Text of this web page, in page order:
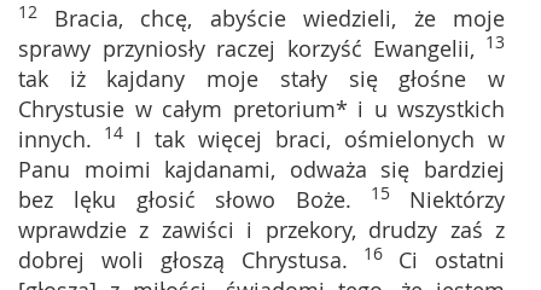
12 Bracia, chcę, abyście wiedzieli, że moje
sprawy przyniosły raczej korzyść Ewangelii, 13
tak iż kajdany moje stały się głośne w
Chrystusie w całym pretorium* i u wszystkich
innych. 14 I tak więcej braci, ośmielonych w
Panu moimi kajdanami, odważa się bardziej
bez lęku głosić słowo Boże. 15 Niektórzy
wprawdzie z zawiści i przekory, drudzy zaś z
dobrej woli głoszą Chrystusa. 16 Ci ostatni